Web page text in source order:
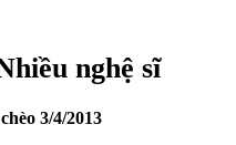
nghệ sĩ
3/4/2013